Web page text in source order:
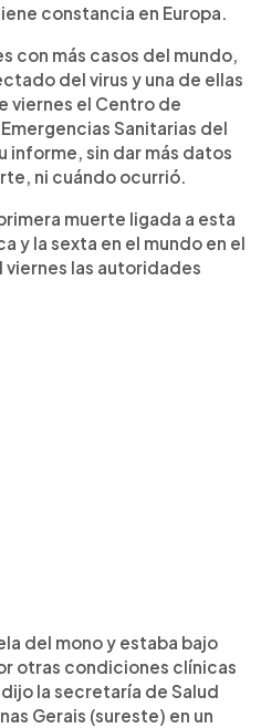
constancia en Europa.
con más casos del mundo,
del virus y una de ellas
viernes el Centro de
Sanitarias del
informe, sin dar más datos
ni cuándo ocurrió.
muerte ligada a esta
y la sexta en el mundo en el
las autoridades
del mono y estaba bajo
otras condiciones clínicas
la secretaría de Salud
Gerais (sureste) en un